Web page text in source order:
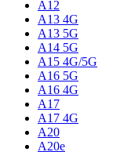
A12
A13 4G
A13 5G
A14 5G
A15 4G/5G
A16 5G
A16 4G
A17
A17 4G
A20
A20e